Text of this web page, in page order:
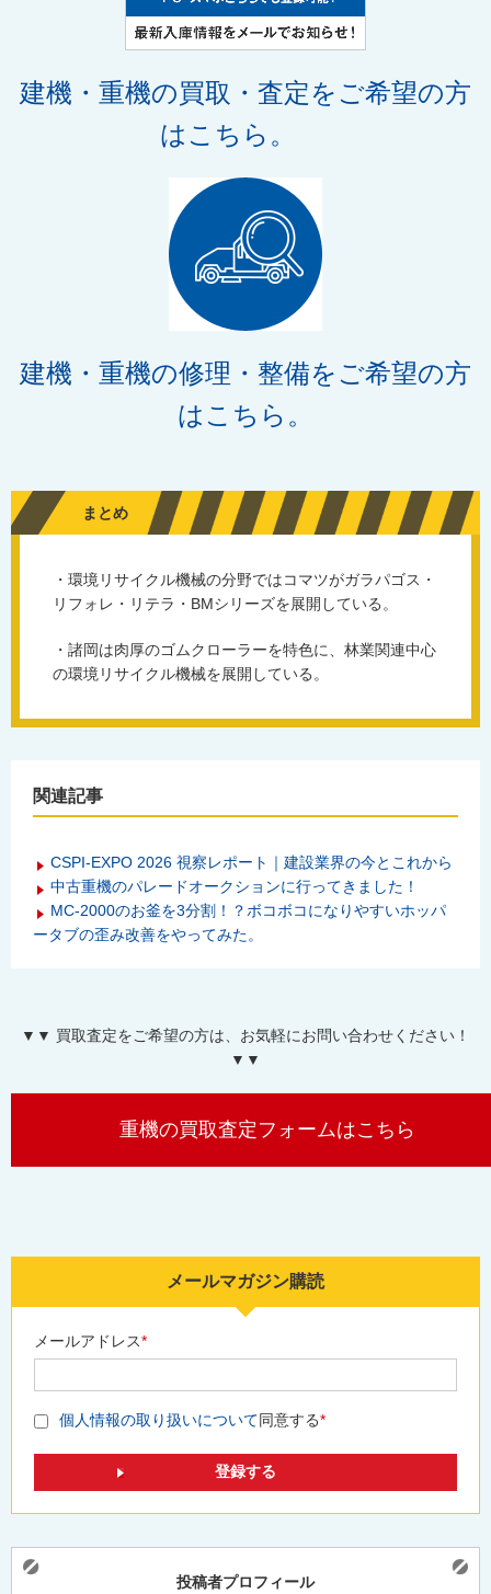
建機・重機の買取・査定をご希望の方
はこちら。
建機・重機の修理・整備をご希望の方
はこちら。
まとめ
・環境リサイクル機械の分野ではコマツがガラパゴス・
リフォレ・リテラ・BMシリーズを展開している。
・諸岡は肉厚のゴムクローラーを特色に、林業関連中心
の環境リサイクル機械を展開している。
関連記事
CSPI-EXPO 2026 視察レポート｜建設業界の今とこれから
中古重機のパレードオークションに行ってきました！
MC-2000のお釜を3分割！？ボコボコになりやすいホッパ
ータブの歪み改善をやってみた。
▼▼ 買取査定をご希望の方は、お気軽にお問い合わせください！
▼▼
重機の買取査定フォームはこちら
メールマガジン購読
メールアドレス*
個人情報の取り扱いについて同意する*
投稿者プロフィール